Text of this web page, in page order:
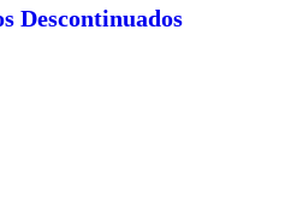
Descontinuados